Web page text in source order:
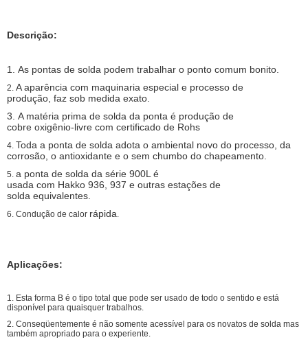
Descrição:
1. As pontas de solda podem trabalhar o ponto comum bonito.
2. A aparência com maquinaria especial e processo de
produção, faz sob medida exato.
3. A matéria prima de solda da ponta é produção de
cobre oxigênio-livre com certificado de Rohs
4. Toda a ponta de solda adota o ambiental novo do processo, da
corrosão, o antioxidante e o sem chumbo do chapeamento.
5. a ponta de solda da série 900L é
usada com Hakko 936, 937 e outras estações de
solda equivalentes.
6. Condução de calor rápida.
Aplicações:
1. Esta forma B é o tipo total que pode ser usado de todo o sentido e está
disponível para quaisquer trabalhos.
2. Conseqüentemente é não somente acessível para os novatos de solda mas
também apropriado para o experiente.